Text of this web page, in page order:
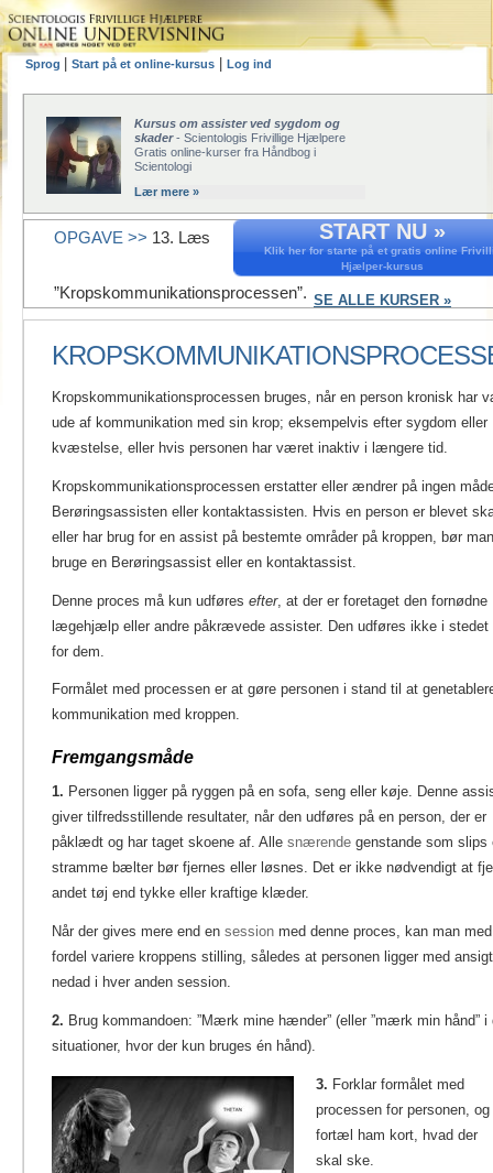
Sprog Start på et online-kursus Log ind
Kursus om assister ved sygdom og
skader- Scientologis Frivillige Hjælpere
Gratis online-kurser fra Håndbog i
Scientologi
Lær mere »
START NU »
Klik her for starte på et gratis online
Hjælper-kursus
SE ALLE KURSER »
OPGAVE >> 13. Læs
”Kropskommunikationsprocessen”.
Kropskommunikationsprocessen bruges, når en person kronisk har
ude af kommunikation med sin krop; eksempelvis efter sygdom eller
kvæstelse, eller hvis personen har været inaktiv i længere tid.
Kropskommunikationsprocessen erstatter eller ændrer på ingen
Berøringsassisten eller kontaktassisten. Hvis en person er blevet
eller har brug for en assist på bestemte områder på kroppen, bør man
bruge en Berøringsassist eller en kontaktassist.
Denne proces må kun udføres efter, at der er foretaget den fornødne
lægehjælp eller andre påkrævede assister. Den udføres ikke i stedet
for dem.
Formålet med processen er at gøre personen i stand til at
kommunikation med kroppen.
Fremgangsmåde
1. Personen ligger på ryggen på en sofa, seng eller køje. Denne
giver tilfredsstillende resultater, når den udføres på en person, der er
påklædt og har taget skoene af. Alle snærende genstande som slips
stramme bælter bør fjernes eller løsnes. Det er ikke nødvendigt at
andet tøj end tykke eller kraftige klæder.
Når der gives mere end en session med denne proces, kan man med
fordel variere kroppens stilling, således at personen ligger med
nedad i hver anden session.
2. Brug kommandoen: ”Mærk mine hænder” (eller ”mærk min hånd” i
situationer, hvor der kun bruges én hånd).
3. Forklar formålet med
processen for personen, og
fortæl ham kort, hvad der
skal ske.